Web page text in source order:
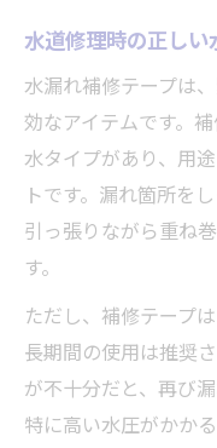
水道修理時の正しい
水漏れ補修テープは
効なアイテムです。
水タイプがあり、用
トです。漏れ箇所を
引っ張りながら重ね
す。
ただし、補修テープ
長期間の使用は推奨
が不十分だと、再び
特に高い水圧がかか